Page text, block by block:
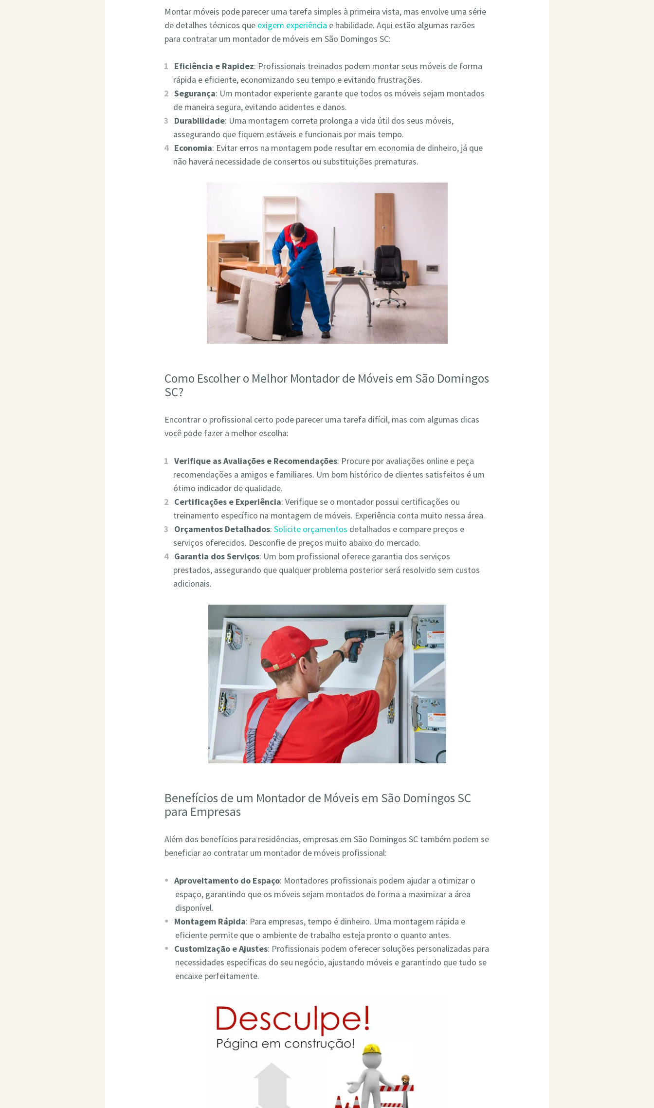
Montar móveis pode parecer uma tarefa simples à primeira vista, mas envolve uma série
de detalhes técnicos que exigem experiência e habilidade. Aqui estão algumas razões
para contratar um montador de móveis em São Domingos SC:
Eficiência e Rapidez: Profissionais treinados podem montar seus móveis de forma
rápida e eficiente, economizando seu tempo e evitando frustrações.
Segurança: Um montador experiente garante que todos os móveis sejam montados
de maneira segura, evitando acidentes e danos.
Durabilidade: Uma montagem correta prolonga a vida útil dos seus móveis,
assegurando que fiquem estáveis e funcionais por mais tempo.
Economia: Evitar erros na montagem pode resultar em economia de dinheiro, já que
não haverá necessidade de consertos ou substituições prematuras.
Como Escolher o Melhor Montador de Móveis em São Domingos
SC?
Encontrar o profissional certo pode parecer uma tarefa difícil, mas com algumas dicas
você pode fazer a melhor escolha:
Verifique as Avaliações e Recomendações: Procure por avaliações online e peça
recomendações a amigos e familiares. Um bom histórico de clientes satisfeitos é um
ótimo indicador de qualidade.
Certificações e Experiência: Verifique se o montador possui certificações ou
treinamento específico na montagem de móveis. Experiência conta muito nessa área.
Orçamentos Detalhados:Solicite orçamentos detalhados e compare preços e
serviços oferecidos. Desconfie de preços muito abaixo do mercado.
Garantia dos Serviços: Um bom profissional oferece garantia dos serviços
prestados, assegurando que qualquer problema posterior será resolvido sem custos
adicionais.
Benefícios de um Montador de Móveis em São Domingos SC
para Empresas
Além dos benefícios para residências, empresas em São Domingos SC também podem se
beneficiar ao contratar um montador de móveis profissional:
Aproveitamento do Espaço: Montadores profissionais podem ajudar a otimizar o
espaço, garantindo que os móveis sejam montados de forma a maximizar a área
disponível.
Montagem Rápida: Para empresas, tempo é dinheiro. Uma montagem rápida e
eficiente permite que o ambiente de trabalho esteja pronto o quanto antes.
Customização e Ajustes: Profissionais podem oferecer soluções personalizadas para
necessidades específicas do seu negócio, ajustando móveis e garantindo que tudo se
encaixe perfeitamente.